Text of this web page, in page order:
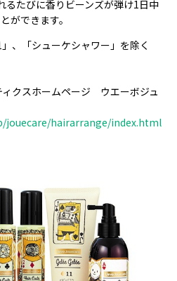
るたびに香りビーンズが弾け1日中
ができます。
「シューケシャワー」を除く
クスホームページ ウエーボジュ
jouecare/hairarrange/index.html